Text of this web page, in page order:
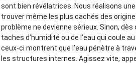
sont bien révélatrices. Nous réalisons
trouver même les plus cachés des
problème ne devienne sérieux. Sinon,
taches d’humidité ou de l’eau qui coule
ceux-ci montrent que l’eau pénètre à
les structures internes. Agissez vite,